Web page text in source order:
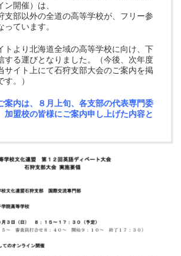
開催）は、
支部以外の全道の高等学校が、フリー参
ています。
より北海道全域の高等学校に向け、下
する運びとなりました。（今後、次年度
イト上にて石狩支部大会のご案内を掲
。）
案内は、８月上旬、各支部の代表専門委
盟校の皆様にご案内申し上げた内容と